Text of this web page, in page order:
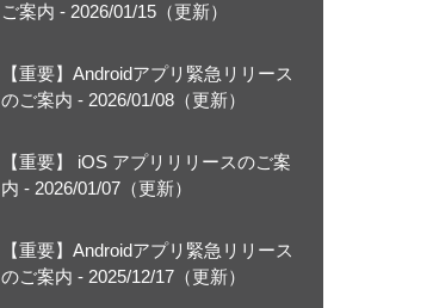
ご案内 - 2026/01/15（更新）
【重要】Androidアプリ緊急リリース
のご案内 - 2026/01/08（更新）
【重要】 iOS アプリリリースのご案
内 - 2026/01/07（更新）
【重要】Androidアプリ緊急リリース
のご案内 - 2025/12/17（更新）